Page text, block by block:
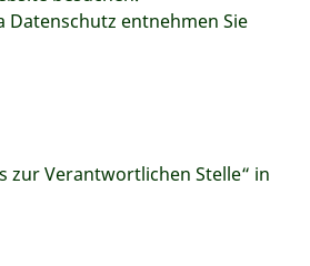
selber machenentnehmen Sie
zur Verantwortlichen Stelle“ in